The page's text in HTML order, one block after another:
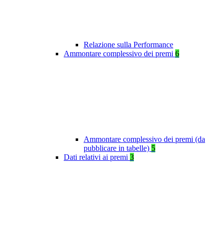
Relazione sulla Performance
Ammontare complessivo dei premi 6
Ammontare complessivo dei premi (da
pubblicare in tabelle) 5
Dati relativi ai premi 3